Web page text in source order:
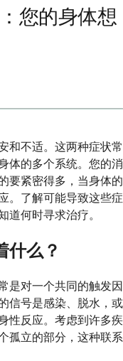
您的身体想
和不适。这两种症状常
体的多个系统。您的消
要紧密得多，当身体的
。了解可能导致这些症
道何时寻求治疗。
什么？
是对一个共同的触发因
信号是感染、脱水，或
性反应。考虑到许多疾
孤立的部分，这种联系